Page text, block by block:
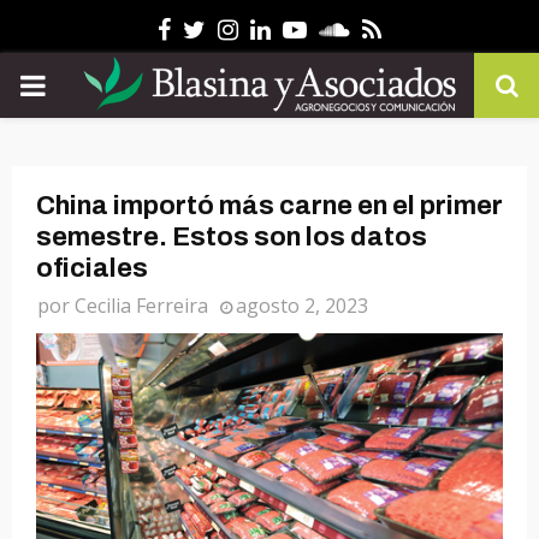
Facebook
Twitter
Instagram
Linkedin
YoutubeSoundcloud
Rss
PRIMARY
China importó más carne en el primer
semestre. Estos son los datos
oficiales
porCecilia Ferreira agosto 2, 2023